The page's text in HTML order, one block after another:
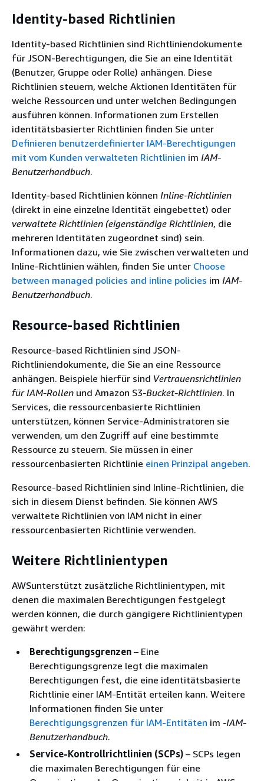
Identity-based Richtlinien
Identity-based Richtlinien sind Richtliniendokumente
für JSON-Berechtigungen, die Sie an eine Identität
(Benutzer, Gruppe oder Rolle) anhängen. Diese
Richtlinien steuern, welche Aktionen Identitäten für
welche Ressourcen und unter welchen Bedingungen
ausführen können. Informationen zum Erstellen
identitätsbasierter Richtlinien finden Sie unter
Definieren benutzerdefinierter IAM-Berechtigungen
mit vom Kunden verwalteten Richtlinien im IAM-
Benutzerhandbuch.
Identity-based Richtlinien können Inline-Richtlinien
(direkt in eine einzelne Identität eingebettet) oder
verwaltete Richtlinien (eigenständige Richtlinien, die
mehreren Identitäten zugeordnet sind) sein.
Informationen dazu, wie Sie zwischen verwalteten und
Inline-Richtlinien wählen, finden Sie unter Choose
between managed policies and inline policies im IAM-
Benutzerhandbuch.
Resource-based Richtlinien
Resource-based Richtlinien sind JSON-
Richtliniendokumente, die Sie an eine Ressource
anhängen. Beispiele hierfür sind Vertrauensrichtlinien
für IAM-Rollen und Amazon S3-Bucket-Richtlinien. In
Services, die ressourcenbasierte Richtlinien
unterstützen, können Service-Administratoren sie
verwenden, um den Zugriff auf eine bestimmte
Ressource zu steuern. Sie müssen in einer
ressourcenbasierten Richtlinie einen Prinzipal angeben.
Resource-based Richtlinien sind Inline-Richtlinien, die
sich in diesem Dienst befinden. Sie können AWS
verwaltete Richtlinien von IAM nicht in einer
ressourcenbasierten Richtlinie verwenden.
Weitere Richtlinientypen
AWSunterstützt zusätzliche Richtlinientypen, mit
denen die maximalen Berechtigungen festgelegt
werden können, die durch gängigere Richtlinientypen
gewährt werden:
Berechtigungsgrenzen – Eine
Berechtigungsgrenze legt die maximalen
Berechtigungen fest, die eine identitätsbasierte
Richtlinie einer IAM-Entität erteilen kann. Weitere
Informationen finden Sie unter
Berechtigungsgrenzen für IAM-Entitäten im -IAM-
Benutzerhandbuch.
Service-Kontrollrichtlinien (SCPs) – SCPs legen
die maximalen Berechtigungen für eine